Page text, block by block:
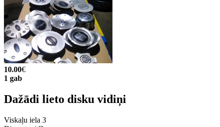
10.00€
1 gab
Dažādi lieto disku vidiņi
Viskaļu iela 3